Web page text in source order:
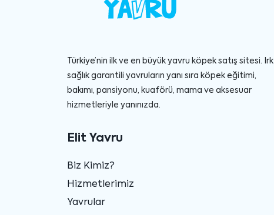
Türkiye’nin ilk ve en büyük yavru köpek satış sitesi. Irk
sağlık garantili yavruların yanı sıra köpek eğitimi,
bakımı, pansiyonu, kuaförü, mama ve aksesuar
hizmetleriyle yanınızda.
Elit Yavru
Biz Kimiz?
Hizmetlerimiz
Yavrular